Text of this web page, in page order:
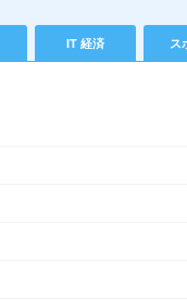
IT 経済 ス